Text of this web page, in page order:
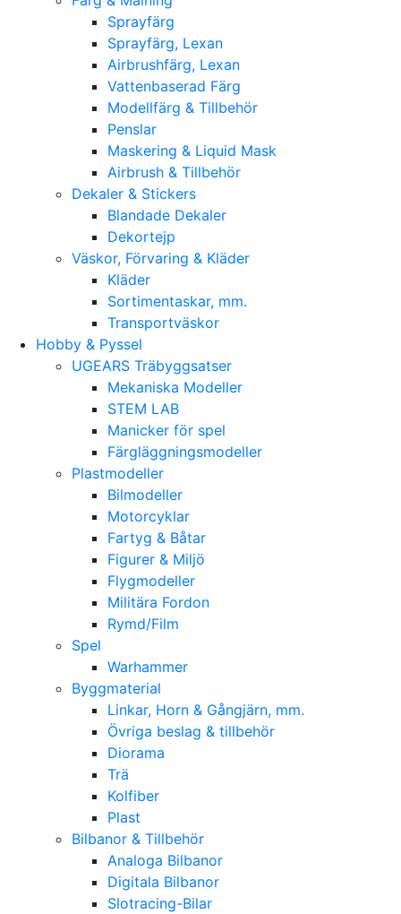
Sprayfärg
Sprayfärg, Lexan
Airbrushfärg, Lexan
Vattenbaserad Färg
Modellfärg & Tillbehör
Penslar
Maskering & Liquid Mask
Airbrush & Tillbehör
Dekaler & Stickers
Blandade Dekaler
Dekortejp
Väskor, Förvaring & Kläder
Kläder
Sortimentaskar, mm.
Transportväskor
Hobby & Pyssel
UGEARS Träbyggsatser
Mekaniska Modeller
STEM LAB
Manicker för spel
Färgläggningsmodeller
Plastmodeller
Bilmodeller
Motorcyklar
Fartyg & Båtar
Figurer & Miljö
Flygmodeller
Militära Fordon
Rymd/Film
Spel
Warhammer
Byggmaterial
Linkar, Horn & Gångjärn, mm.
Övriga beslag & tillbehör
Diorama
Trä
Kolfiber
Plast
Bilbanor & Tillbehör
Analoga Bilbanor
Digitala Bilbanor
Slotracing-Bilar